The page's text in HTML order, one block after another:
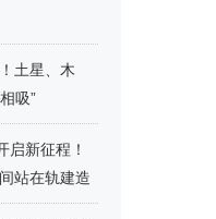
土星、木
吸”
启新征程！
站在轨建造